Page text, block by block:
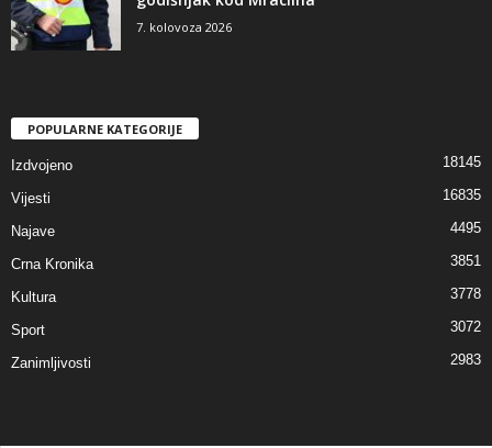
7. kolovoza 2026
POPULARNE KATEGORIJE
Izdvojeno 18145
Vijesti 16835
Najave 4495
Crna Kronika 3851
Kultura 3778
Sport 3072
Zanimljivosti 2983